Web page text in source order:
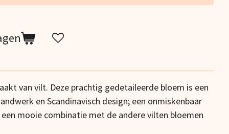
van vilt. Deze prachtig gedetaileerde bloem is een
en Scandinavisch design; een onmiskenbaar
mooie combinatie met de andere vilten bloemen